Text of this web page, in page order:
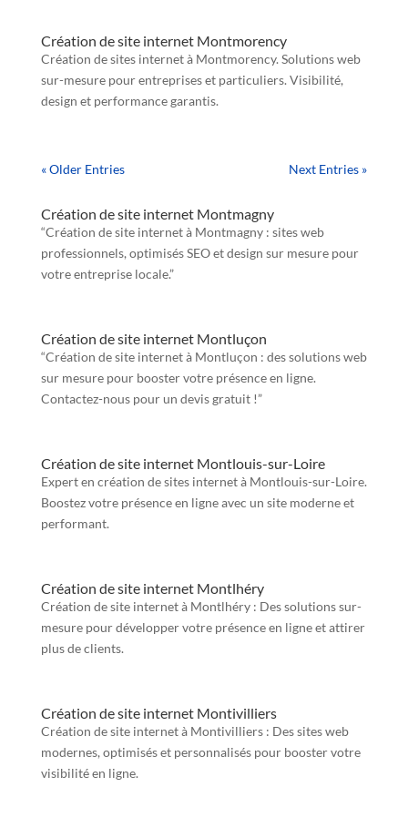
Création de site internet Montmorency
Création de sites internet à Montmorency. Solutions web
sur-mesure pour entreprises et particuliers. Visibilité,
design et performance garantis.
« Older Entries Next Entries »
Création de site internet Montmagny
“Création de site internet à Montmagny : sites web
professionnels, optimisés SEO et design sur mesure pour
votre entreprise locale.”
Création de site internet Montluçon
“Création de site internet à Montluçon : des solutions web
sur mesure pour booster votre présence en ligne.
Contactez-nous pour un devis gratuit !”
Création de site internet Montlouis-sur-Loire
Expert en création de sites internet à Montlouis-sur-Loire.
Boostez votre présence en ligne avec un site moderne et
performant.
Création de site internet Montlhéry
Création de site internet à Montlhéry : Des solutions sur-
mesure pour développer votre présence en ligne et attirer
plus de clients.
Création de site internet Montivilliers
Création de site internet à Montivilliers : Des sites web
modernes, optimisés et personnalisés pour booster votre
visibilité en ligne.